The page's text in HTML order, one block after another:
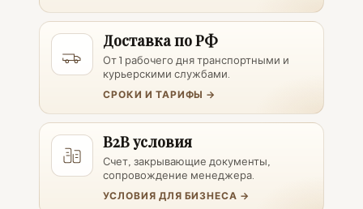
Доставка по РФ
От 1 рабочего дня транспортными и
курьерскими службами.
СРОКИ И ТАРИФЫ →
B2B условия
Счет, закрывающие документы,
сопровождение менеджера.
УСЛОВИЯ ДЛЯ БИЗНЕСА →